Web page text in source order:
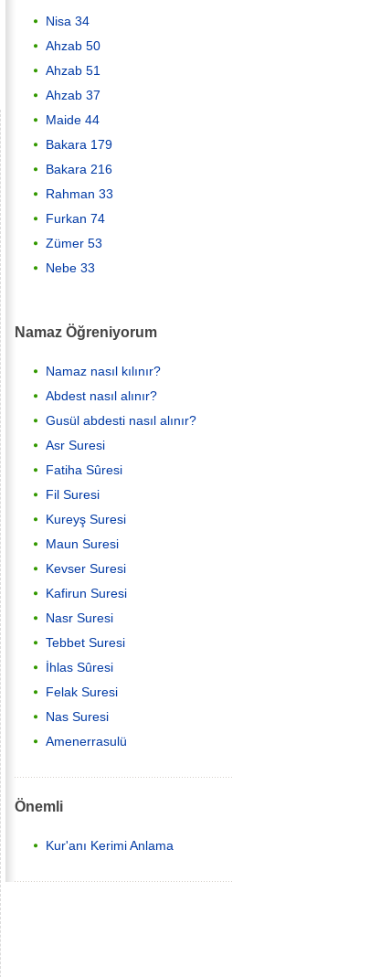
Nisa 34
Ahzab 50
Ahzab 51
Ahzab 37
Maide 44
Bakara 179
Bakara 216
Rahman 33
Furkan 74
Zümer 53
Nebe 33
Namaz Öğreniyorum
Namaz nasıl kılınır?
Abdest nasıl alınır?
Gusül abdesti nasıl alınır?
Asr Suresi
Fatiha Sûresi
Fil Suresi
Kureyş Suresi
Maun Suresi
Kevser Suresi
Kafirun Suresi
Nasr Suresi
Tebbet Suresi
İhlas Sûresi
Felak Suresi
Nas Suresi
Amenerrasulü
Önemli
Kur'anı Kerimi Anlama